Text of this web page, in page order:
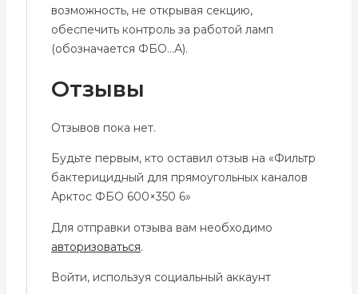
возможность, не открывая секцию,
обеспечить контроль за работой ламп
(обозначается ФБО…А).
Отзывы
Отзывов пока нет.
Будьте первым, кто оставил отзыв на «Фильтр
бактерицидный для прямоугольных каналов
Арктос ФБО 600×350 6»
Для отправки отзыва вам необходимо
авторизоваться.
Войти, используя социальный аккаунт